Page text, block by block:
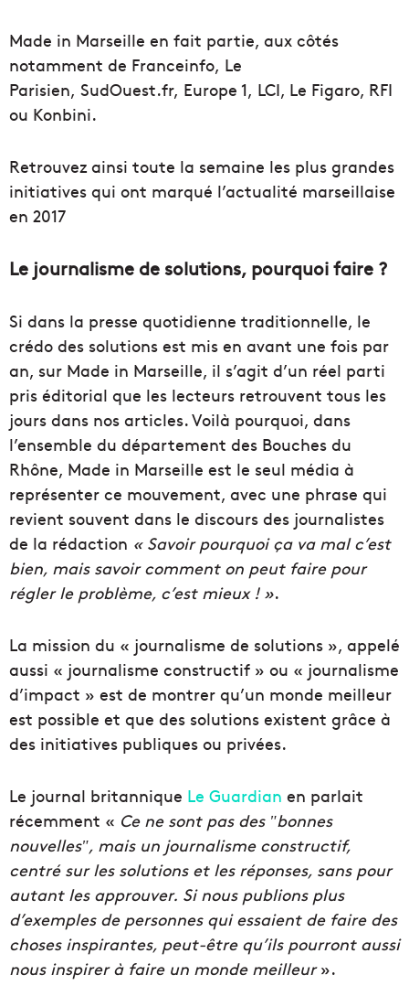
Made in Marseille en fait partie, aux côtés
notamment de Franceinfo, Le
Parisien, SudOuest.fr, Europe 1, LCI, Le Figaro, RFI
ou Konbini.
Retrouvez ainsi toute la semaine les plus grandes
initiatives qui ont marqué l’actualité marseillaise
en 2017
Le journalisme de solutions, pourquoi faire ?
Si dans la presse quotidienne traditionnelle, le
crédo des solutions est mis en avant une fois par
an, sur Made in Marseille, il s’agit d’un réel parti
pris éditorial que les lecteurs retrouvent tous les
jours dans nos articles. Voilà pourquoi, dans
l’ensemble du département des Bouches du
Rhône, Made in Marseille est le seul média à
représenter ce mouvement, avec une phrase qui
revient souvent dans le discours des journalistes
de la rédaction « Savoir pourquoi ça va mal c’est
bien, mais savoir comment on peut faire pour
régler le problème, c’est mieux ! ».
La mission du « journalisme de solutions », appelé
aussi « journalisme constructif » ou « journalisme
d’impact » est de montrer qu’un monde meilleur
est possible et que des solutions existent grâce à
des initiatives publiques ou privées.
Le journal britannique Le Guardian en parlait
récemment « Ce ne sont pas des ʺbonnes
nouvellesʺ, mais un journalisme constructif,
centré sur les solutions et les réponses, sans pour
autant les approuver. Si nous publions plus
d’exemples de personnes qui essaient de faire des
choses inspirantes, peut-être qu’ils pourront aussi
nous inspirer à faire un monde meilleur».